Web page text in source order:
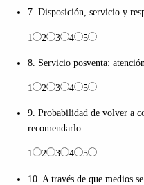
7. Disposición, servicio y
1 2 3 4 5
8. Servicio posventa:
1 2 3 4 5
9. Probabilidad de volver a
recomendarlo
1 2 3 4 5
10. A través de que medios